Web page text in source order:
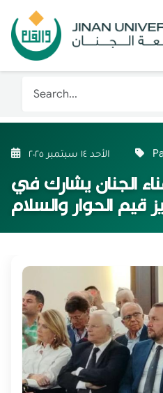
الجنان يشارك في
قيم الحوار والسلام